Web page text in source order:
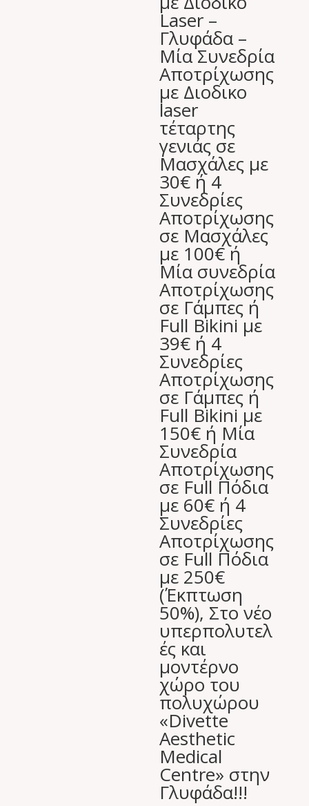
Laser –
Γλυφάδα –
Μία Συνεδρία
Αποτρίχωσης
με Διοδικο
laser
τέταρτης
γενιάς σε
Μασχάλες με
30€ ή 4
Συνεδρίες
Αποτρίχωσης
σε Μασχάλες
με 100€ ή
Μία συνεδρία
Αποτρίχωσης
σε Γάμπες ή
Full Bikini με
39€ ή 4
Συνεδρίες
Αποτρίχωσης
σε Γάμπες ή
Full Bikini με
150€ ή Μία
Συνεδρία
Αποτρίχωσης
σε Full Πόδια
με 60€ ή 4
Συνεδρίες
Αποτρίχωσης
σε Full Πόδια
με 250€
(Έκπτωση
50%), Στο νέο
υπερπολυτελ
ές και
μοντέρνο
χώρο του
πολυχώρου
«Divette
Aesthetic
Medical
Centre» στην
Γλυφάδα!!!